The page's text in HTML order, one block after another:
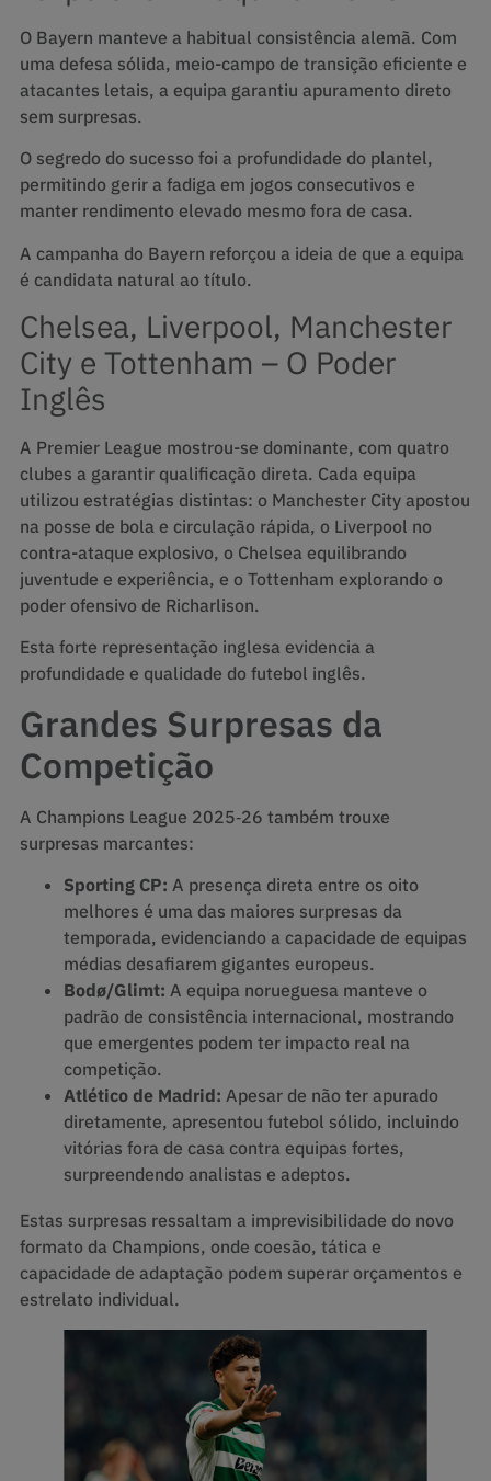
O Bayern manteve a habitual consistência alemã. Com
uma defesa sólida, meio-campo de transição eficiente e
atacantes letais, a equipa garantiu apuramento direto
sem surpresas.
O segredo do sucesso foi a profundidade do plantel,
permitindo gerir a fadiga em jogos consecutivos e
manter rendimento elevado mesmo fora de casa.
A campanha do Bayern reforçou a ideia de que a equipa
é candidata natural ao título.
Chelsea, Liverpool, Manchester
City e Tottenham – O Poder
Inglês
A Premier League mostrou-se dominante, com quatro
clubes a garantir qualificação direta. Cada equipa
utilizou estratégias distintas: o Manchester City apostou
na posse de bola e circulação rápida, o Liverpool no
contra-ataque explosivo, o Chelsea equilibrando
juventude e experiência, e o Tottenham explorando o
poder ofensivo de Richarlison.
Esta forte representação inglesa evidencia a
profundidade e qualidade do futebol inglês.
Grandes Surpresas da
Competição
A Champions League 2025‑26 também trouxe
surpresas marcantes:
Sporting CP: A presença direta entre os oito
melhores é uma das maiores surpresas da
temporada, evidenciando a capacidade de equipas
médias desafiarem gigantes europeus.
Bodø/Glimt: A equipa norueguesa manteve o
padrão de consistência internacional, mostrando
que emergentes podem ter impacto real na
competição.
Atlético de Madrid: Apesar de não ter apurado
diretamente, apresentou futebol sólido, incluindo
vitórias fora de casa contra equipas fortes,
surpreendendo analistas e adeptos.
Estas surpresas ressaltam a imprevisibilidade do novo
formato da Champions, onde coesão, tática e
capacidade de adaptação podem superar orçamentos e
estrelato individual.